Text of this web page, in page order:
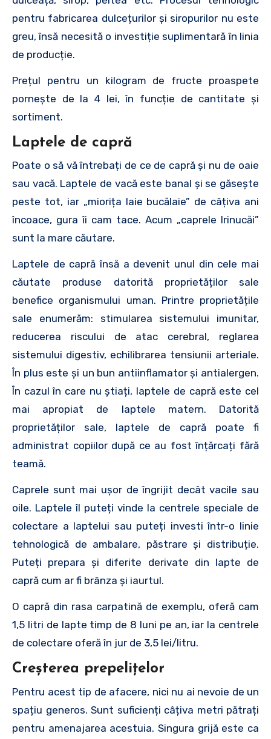
pentru fabricarea dulcețurilor și siropurilor nu este
greu, însă necesită o investiție suplimentară în linia
de producție.
Prețul pentru un kilogram de fructe proaspete
pornește de la 4 lei, în funcție de cantitate și
sortiment.
Laptele de capră
Poate o să vă întrebați de ce de capră și nu de oaie
sau vacă. Laptele de vacă este banal și se găsește
peste tot, iar „miorița laie bucălaie” de câțiva ani
încoace, gura îi cam tace. Acum „caprele Irinucăi”
sunt la mare căutare.
Laptele de capră însă a devenit unul din cele mai
căutate produse datorită proprietăților sale
benefice organismului uman. Printre proprietățile
sale enumerăm: stimularea sistemului imunitar,
reducerea riscului de atac cerebral, reglarea
sistemului digestiv, echilibrarea tensiunii arteriale.
În plus este și un bun antiinflamator și antialergen.
În cazul în care nu știați, laptele de capră este cel
mai apropiat de laptele matern. Datorită
proprietăților sale, laptele de capră poate fi
administrat copiilor după ce au fost înțărcați fără
teamă.
Caprele sunt mai ușor de îngrijit decât vacile sau
oile. Laptele îl puteți vinde la centrele speciale de
colectare a laptelui sau puteți investi într-o linie
tehnologică de ambalare, păstrare și distribuție.
Puteți prepara și diferite derivate din lapte de
capră cum ar fi brânza și iaurtul.
O capră din rasa carpatină de exemplu, oferă cam
1,5 litri de lapte timp de 8 luni pe an, iar la centrele
de colectare oferă în jur de 3,5 lei/litru.
Creșterea prepelițelor
Pentru acest tip de afacere, nici nu ai nevoie de un
spațiu generos. Sunt suficienți câțiva metri pătrați
pentru amenajarea acestuia. Singura grijă este ca